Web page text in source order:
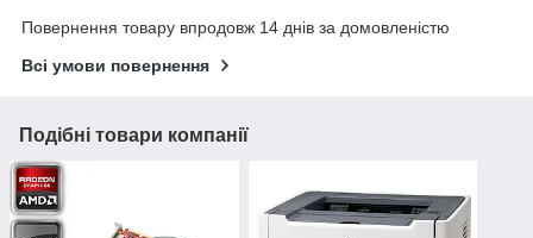
Повернення товару впродовж 14 днів за домовленістю
Всі умови повернення
Подібні товари компанії